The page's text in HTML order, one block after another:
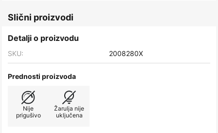
Slični proizvodi
Detalji o proizvodu
SKU: 2008280X
Prednosti proizvoda
Nije
prigušivo
Žarulja nije
uključena